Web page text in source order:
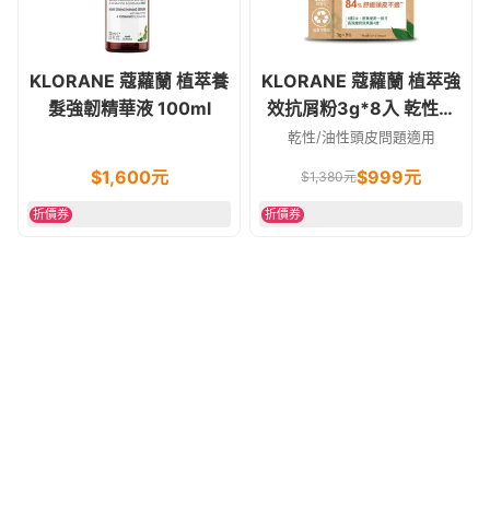
KLORANE 蔻蘿蘭 植萃養
髮強韌精華液 100ml
$1,600元
折價券
KLORANE 蔻蘿蘭 植萃強
效抗屑粉3g*8入 乾性頭
皮屑 油頭
乾性/油性頭皮問題適用
$1,380元$999元
折價券